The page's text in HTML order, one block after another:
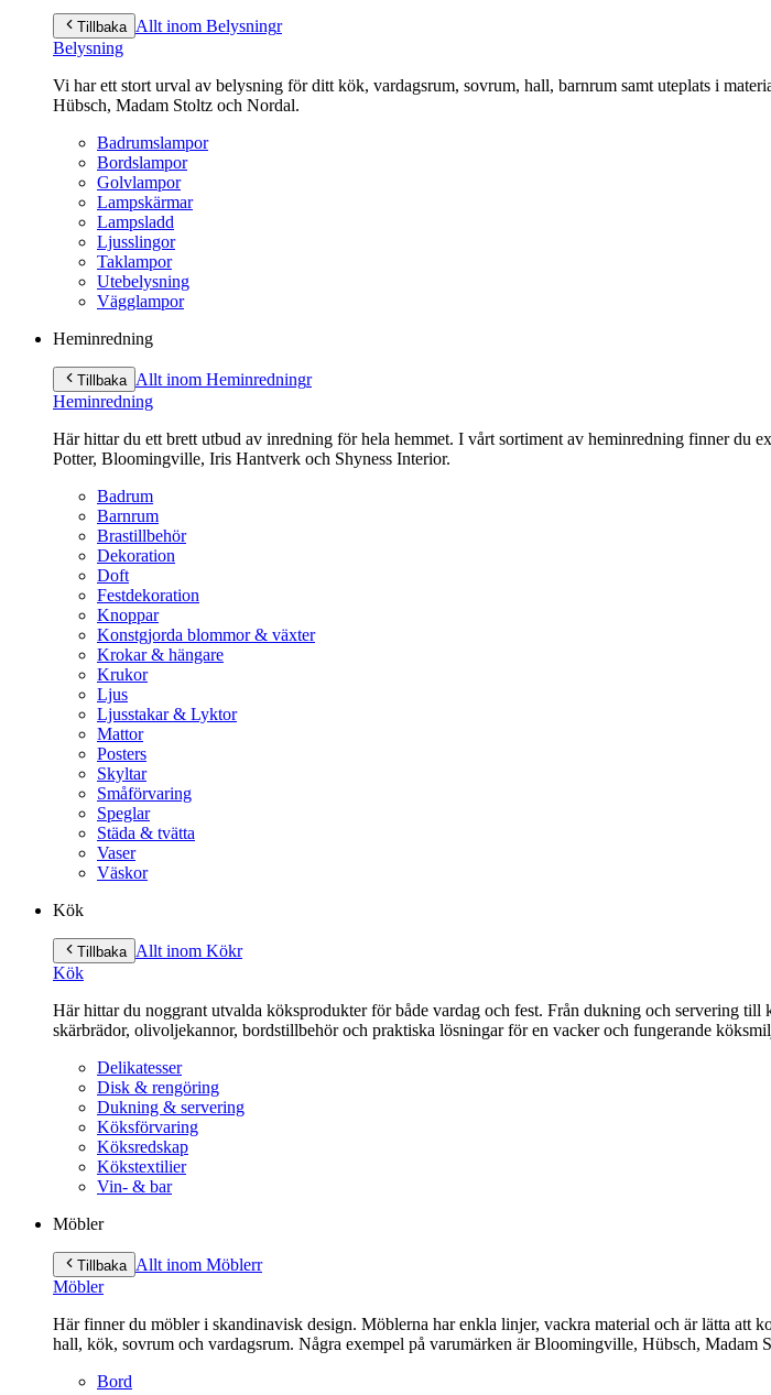
Tillbaka Allt inom Belysningr
Belysning
Vi har ett stort urval av belysning för ditt kök, vardagsrum, sovrum, hall, barnrum samt uteplats i
Hübsch, Madam Stoltz och Nordal.
Badrumslampor
Bordslampor
Golvlampor
Lampskärmar
Lampsladd
Ljusslingor
Taklampor
Utebelysning
Vägglampor
Heminredning
Tillbaka Allt inom Heminredningr
Heminredning
Här hittar du ett brett utbud av inredning för hela hemmet. I vårt sortiment av heminredning finner du
Potter, Bloomingville, Iris Hantverk och Shyness Interior.
Badrum
Barnrum
Brastillbehör
Dekoration
Doft
Festdekoration
Knoppar
Konstgjorda blommor & växter
Krokar & hängare
Krukor
Ljus
Ljusstakar & Lyktor
Mattor
Posters
Skyltar
Småförvaring
Speglar
Städa & tvätta
Vaser
Väskor
Kök
Tillbaka Allt inom Kökr
Kök
Här hittar du noggrant utvalda köksprodukter för både vardag och fest. Från dukning och servering
skärbrädor, olivoljekannor, bordstillbehör och praktiska lösningar för en vacker och fungerande
Delikatesser
Disk & rengöring
Dukning & servering
Köksförvaring
Köksredskap
Kökstextilier
Vin- & bar
Möbler
Tillbaka Allt inom Möblerr
Möbler
Här finner du möbler i skandinavisk design. Möblerna har enkla linjer, vackra material och är lätta att
hall, kök, sovrum och vardagsrum. Några exempel på varumärken är Bloomingville, Hübsch, Madam
Bord